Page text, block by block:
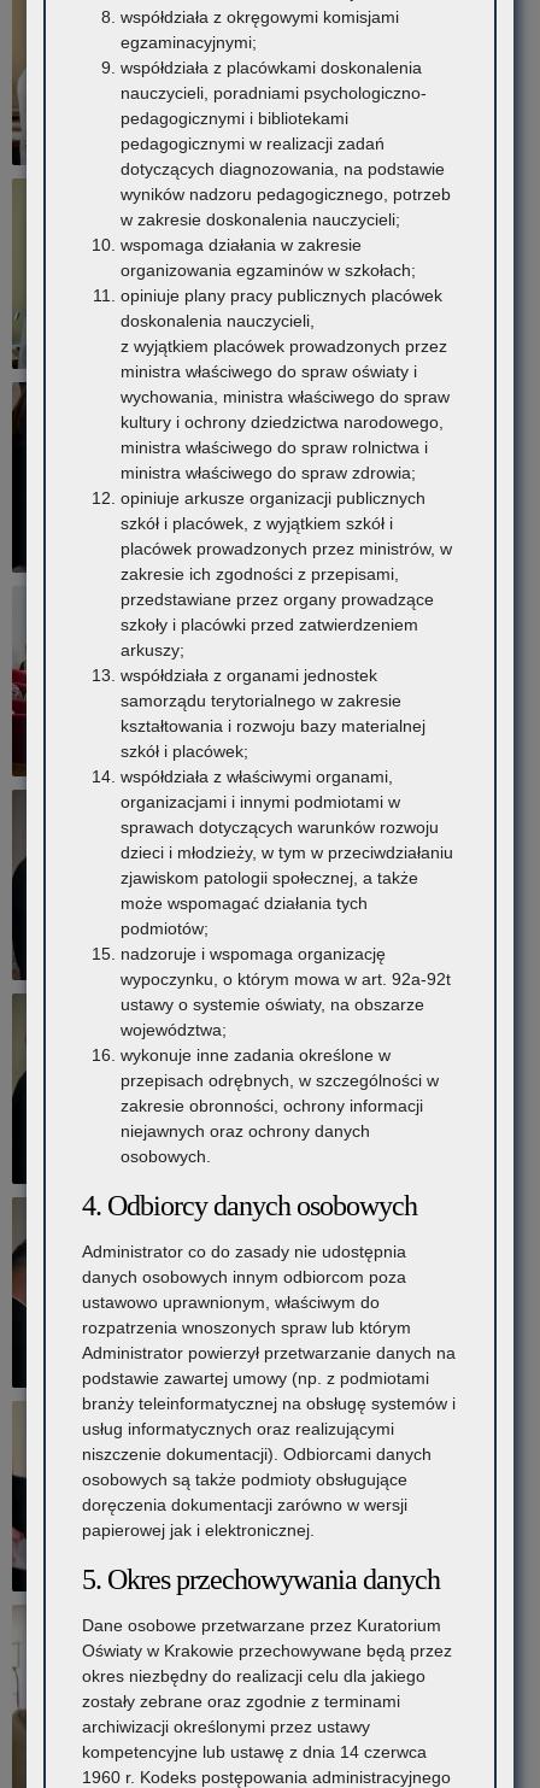
współdziała z okręgowymi komisjami
egzaminacyjnymi;
współdziała z placówkami doskonalenia
nauczycieli, poradniami psychologiczno-
pedagogicznymi i bibliotekami
pedagogicznymi w realizacji zadań
dotyczących diagnozowania, na podstawie
wyników nadzoru pedagogicznego, potrzeb
w zakresie doskonalenia nauczycieli;
wspomaga działania w zakresie
organizowania egzaminów w szkołach;
opiniuje plany pracy publicznych placówek
doskonalenia nauczycieli,
z wyjątkiem placówek prowadzonych przez
ministra właściwego do spraw oświaty i
wychowania, ministra właściwego do spraw
kultury i ochrony dziedzictwa narodowego,
ministra właściwego do spraw rolnictwa i
ministra właściwego do spraw zdrowia;
opiniuje arkusze organizacji publicznych
szkół i placówek, z wyjątkiem szkół i
placówek prowadzonych przez ministrów, w
zakresie ich zgodności z przepisami,
przedstawiane przez organy prowadzące
szkoły i placówki przed zatwierdzeniem
arkuszy;
współdziała z organami jednostek
samorządu terytorialnego w zakresie
kształtowania i rozwoju bazy materialnej
szkół i placówek;
współdziała z właściwymi organami,
organizacjami i innymi podmiotami w
sprawach dotyczących warunków rozwoju
dzieci i młodzieży, w tym w przeciwdziałaniu
zjawiskom patologii społecznej, a także
może wspomagać działania tych
podmiotów;
nadzoruje i wspomaga organizację
wypoczynku, o którym mowa w art. 92a-92t
ustawy o systemie oświaty, na obszarze
województwa;
wykonuje inne zadania określone w
przepisach odrębnych, w szczególności w
zakresie obronności, ochrony informacji
niejawnych oraz ochrony danych
osobowych.
4. Odbiorcy danych osobowych
Administrator co do zasady nie udostępnia
danych osobowych innym odbiorcom poza
ustawowo uprawnionym, właściwym do
rozpatrzenia wnoszonych spraw lub którym
Administrator powierzył przetwarzanie danych na
podstawie zawartej umowy (np. z podmiotami
branży teleinformatycznej na obsługę systemów i
usług informatycznych oraz realizującymi
niszczenie dokumentacji). Odbiorcami danych
osobowych są także podmioty obsługujące
doręczenia dokumentacji zarówno w wersji
papierowej jak i elektronicznej.
5. Okres przechowywania danych
Dane osobowe przetwarzane przez Kuratorium
Oświaty w Krakowie przechowywane będą przez
okres niezbędny do realizacji celu dla jakiego
zostały zebrane oraz zgodnie z terminami
archiwizacji określonymi przez ustawy
kompetencyjne lub ustawę z dnia 14 czerwca
1960 r. Kodeks postępowania administracyjnego